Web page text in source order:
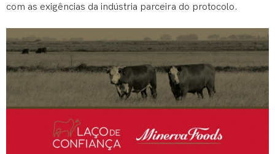
com as exigências da indústria parceira do protocolo.